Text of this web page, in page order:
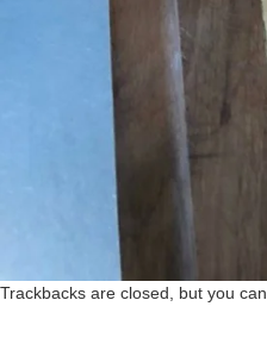
Trackbacks are closed, but you can